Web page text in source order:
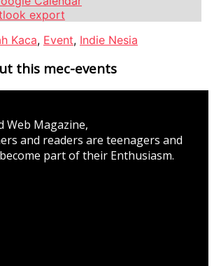
export
Kaca, Event, Indie Nesia
this mec-events
Web Magazine,
and readers are teenagers and
part of their Enthusiasm.